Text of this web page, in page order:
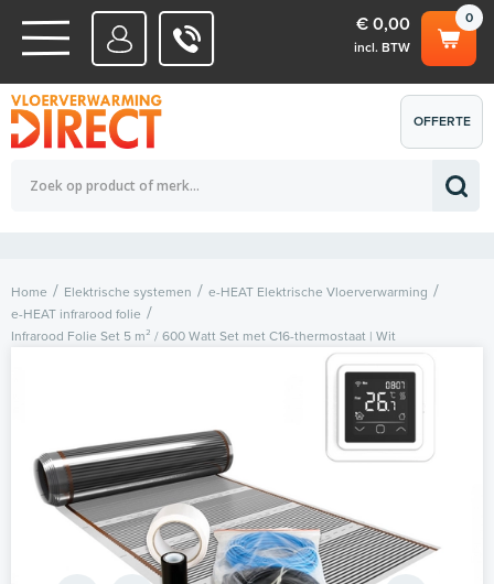
WATERSYSTEMEN
ELEKTRISCHE SYSTEMEN
0
€ 0,00
incl. BTW
Totaalbedrag (incl. BTW) € 0,00
OFFERTE
AANVRAGEN
Home Elektrische systemen
e-HEAT Elektrische Vloerverwarming
e-HEAT infrarood folie
Infrarood Folie Set 5 m² / 600 Watt Set met C16-thermostaat | Wit